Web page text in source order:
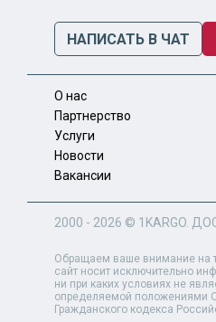
НАПИСАТЬ В ЧАТ
О нас
Партнерство
Услуги
Новости
Вакансии
2000 - 2026 © 1KARGO .
Обращаем ваше внимание на
сайт носит исключительно
ни при каких условиях не
определяемой положениями
Гражданского кодекса